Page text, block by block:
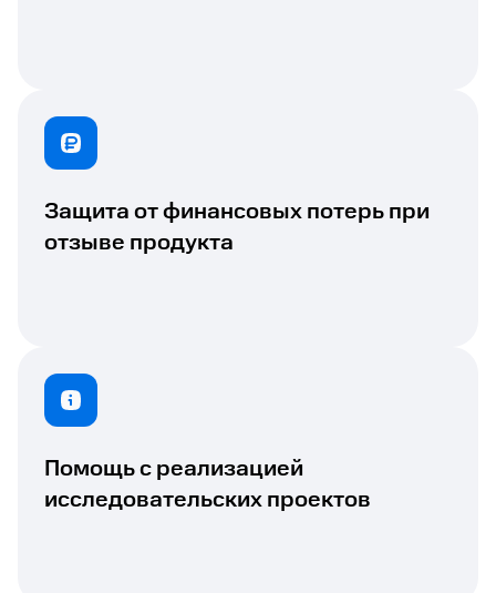
Защита от финансовых потерь при
отзыве продукта
Помощь с реализацией
исследовательских проектов